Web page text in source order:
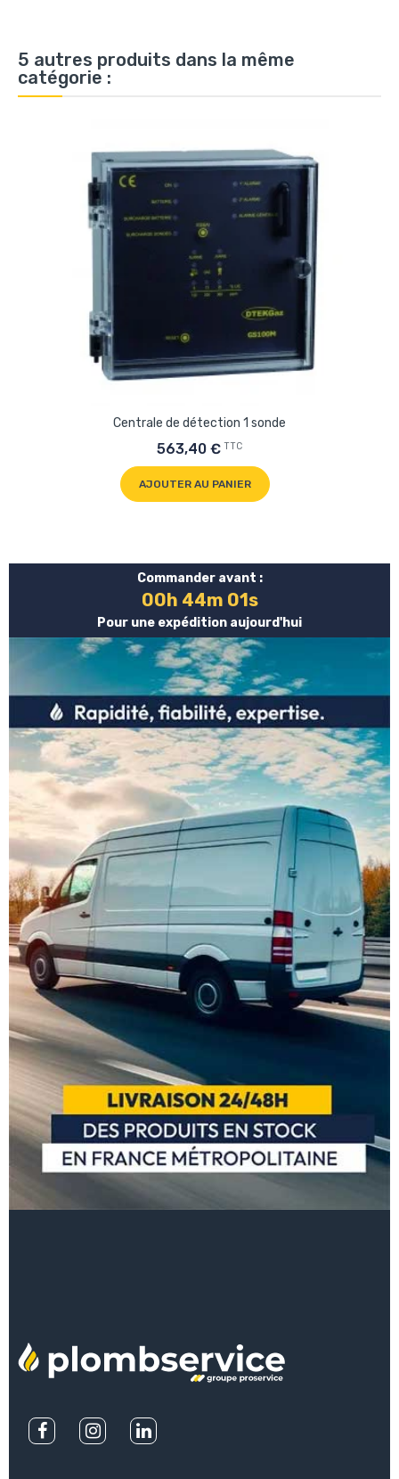
Commander avant :
00h 44m 01s
Pour une expédition aujourd'hui
5 autres produits dans la même
catégorie :
Centrale de détection 1 sonde
563,40 € TTC
AJOUTER AU PANIER